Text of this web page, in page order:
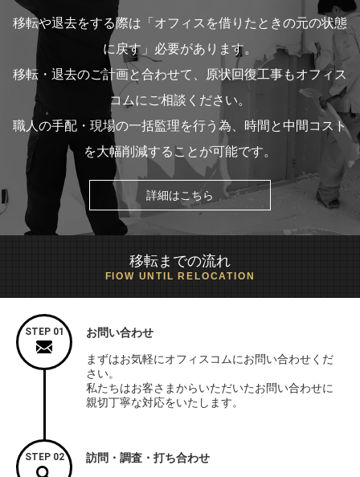
移転や退去をする際は「オフィスを借りたときの元の状態
に戻す」必要があります。
移転・退去のご計画と合わせて、原状回復工事もオフィス
コムにご相談ください。
職人の手配・現場の一括監理を行う為、時間と中間コスト
を大幅削減することが可能です。
詳細はこちら
移転までの流れ
FlOW UNTIL RELOCATION
STEP 01 お問い合わせ
まずはお気軽にオフィスコムにお問い合わせくだ
さい。
私たちはお客さまからいただいたお問い合わせに
親切丁寧な対応をいたします。
STEP 02 訪問・調査・打ち合わせ